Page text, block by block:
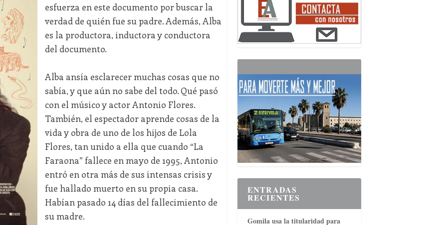
esfuerza en este documento por buscar la
verdad de quién fue su padre. Además, Alba
es la productora, inductora y conductora
del documento.
Alba ansía esclarecer muchas cosas que no
sabía, y que aún no sabe del todo. Qué pasó
con el músico y actor Antonio Flores.
También, el espectador aprende cosas de la
vida y obra de uno de los hijos de Lola
Flores, tan unido a ella que cuando “La
Faraona” fallece en mayo de 1995, Antonio
entró en otra más de sus intensas crisis y
fue hallado muerto en su propia casa.
Habían pasado 14 días del fallecimiento de
su madre.
ENTRADAS
RECIENTES
Gomila usa la titularidad para